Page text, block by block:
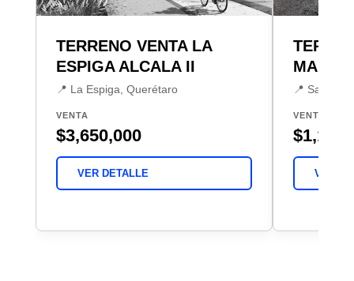
TERRENO VENTA LA
ESPIGA ALCALA II
📍 La Espiga, Querétaro
VENTA
$3,650,000
VER DETALLE
📍 Santa
VENTA
VER